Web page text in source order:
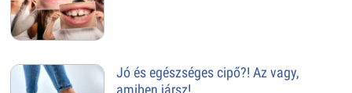
Jó és egészséges cipő?! Az vagy,
amiben jársz!